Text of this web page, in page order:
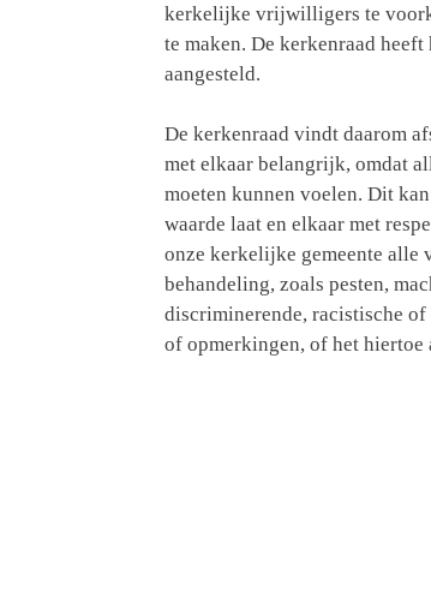
kerkelijke vrijwilligers te
te maken. De kerkenraad
aangesteld.
De kerkenraad vindt daarom
met elkaar belangrijk, omdat
moeten kunnen voelen. Dit
waarde laat en elkaar met
onze kerkelijke gemeente alle
behandeling, zoals pesten,
discriminerende, racistische
of opmerkingen, of het hiertoe